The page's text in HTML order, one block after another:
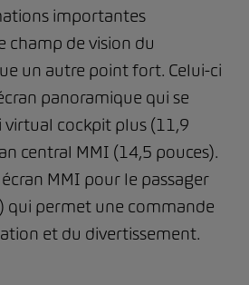
importantes
champ de vision du
un autre point fort. Celui-ci
panoramique qui se
virtual cockpit plus (11,9
central MMI (14,5 pouces).
MMI pour le passager
qui permet une commande
et du divertissement.